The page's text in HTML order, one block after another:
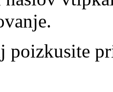
poizkusite